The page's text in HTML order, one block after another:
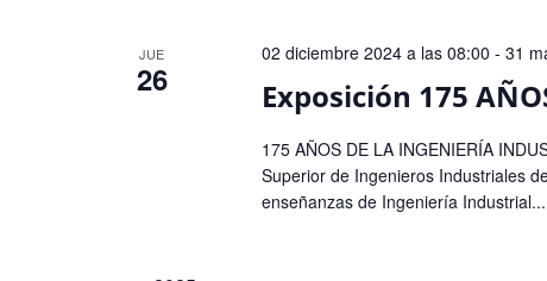
Eventos
JUE
26 Exposición 175
02 diciembre 2024 a las 08:00 - 31
175 AÑOS DE LA INGENIERÍA
Superior de Ingenieros Industriales
enseñanzas de Ingeniería